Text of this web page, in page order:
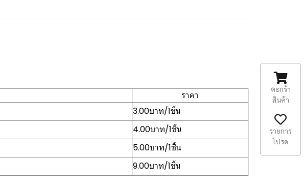
ราคา
3.00บาท/1ชิ้น
4.00บาท/1ชิ้น
5.00บาท/1ชิ้น
9.00บาท/1ชิ้น
ตะกร้า
สินค้า
รายการ
โปรด